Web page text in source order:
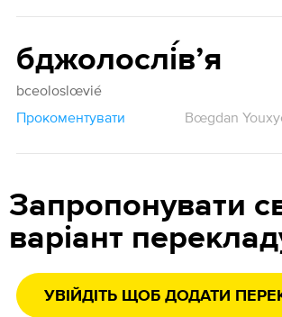
бджолослі́вʼя
bceoloslœvié
Прокоментувати
Bœgdan
Запропонувати
варіант
УВІЙДІТЬ ЩОБ ДОДАТИ